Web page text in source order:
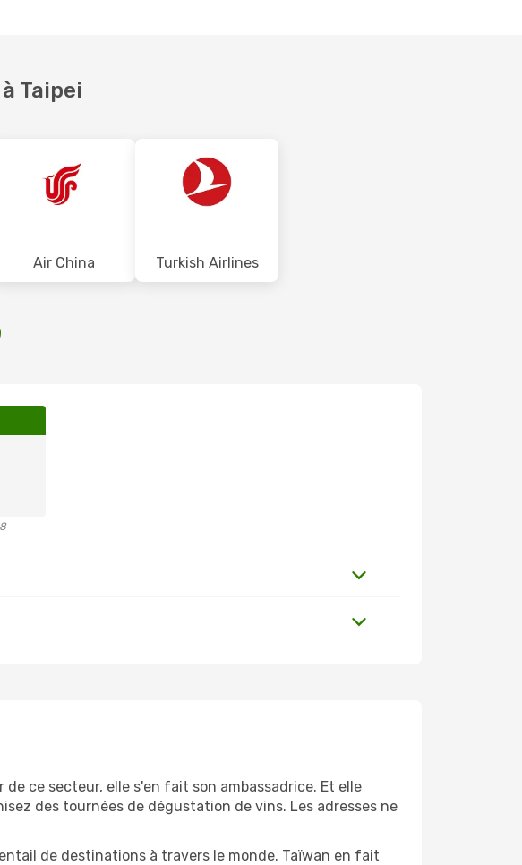
Taipei
Air China Turkish Airlines
ce secteur, elle s'en fait son ambassadrice. Et elle
des tournées de dégustation de vins. Les adresses ne
de destinations à travers le monde. Taïwan en fait